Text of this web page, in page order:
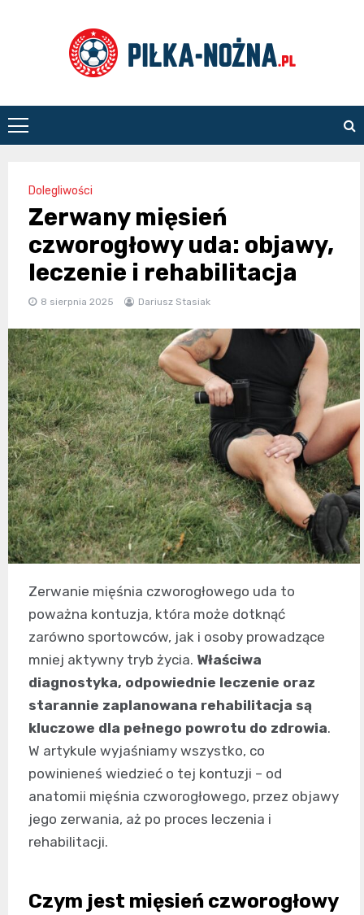
Piłka
Nożna
Dolegliwości
Zerwany mięsień
czworogłowy uda: objawy,
leczenie i rehabilitacja
8 sierpnia 2025 Dariusz Stasiak
Zerwanie mięśnia czworogłowego uda to
poważna kontuzja, która może dotknąć
zarówno sportowców, jak i osoby prowadzące
mniej aktywny tryb życia. Właściwa
diagnostyka, odpowiednie leczenie oraz
starannie zaplanowana rehabilitacja są
kluczowe dla pełnego powrotu do zdrowia.
W artykule wyjaśniamy wszystko, co
powinieneś wiedzieć o tej kontuzji – od
anatomii mięśnia czworogłowego, przez objawy
jego zerwania, aż po proces leczenia i
rehabilitacji.
Czym jest mięsień czworogłowy